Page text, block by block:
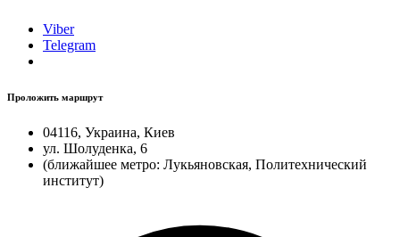
Viber
Telegram
Проложить маршрут
04116, Украина, Киев
ул. Шолуденка, 6
(ближайшее метро: Лукьяновская, Политехнический
институт)